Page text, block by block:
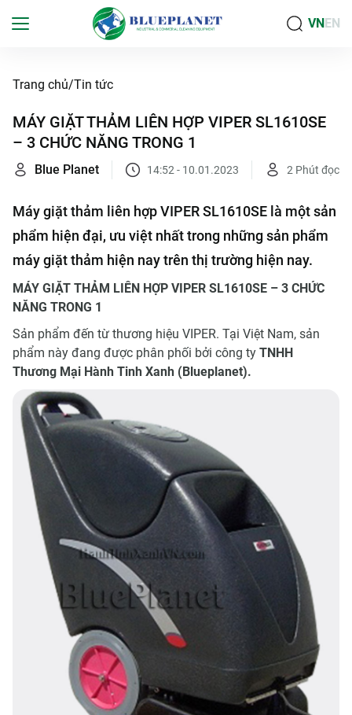
VNEN
Trang chủ Tin tức
MÁY GIẶT THẢM LIÊN HỢP VIPER SL1610SE
– 3 CHỨC NĂNG TRONG 1
Blue Planet 14:52 - 10.01.2023 2 Phút đọc
Máy giặt thảm liên hợp VIPER SL1610SE là một sản
phẩm hiện đại, ưu việt nhất trong những sản phẩm
máy giặt thảm hiện nay trên thị trường hiện nay.
MÁY GIẶT THẢM LIÊN HỢP VIPER SL1610SE – 3 CHỨC
NĂNG TRONG 1
Sản phẩm đến từ thương hiệu VIPER. Tại Việt Nam, sản
phẩm này đang được phân phối bởi công ty TNHH
Thương Mại Hành Tinh Xanh (Blueplanet).